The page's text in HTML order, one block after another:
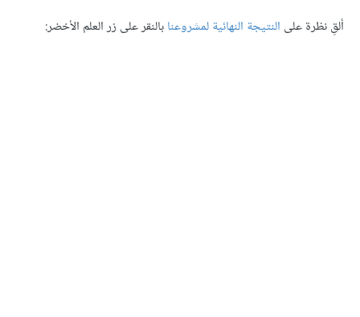
علىالنتيجة النهائية لمشروعنابالنقر على زر العلم الأخضر: